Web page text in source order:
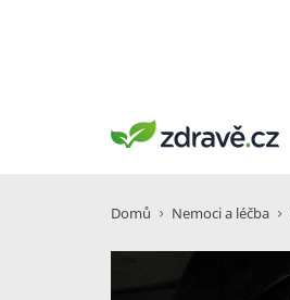
Domů Nemoci a léčba